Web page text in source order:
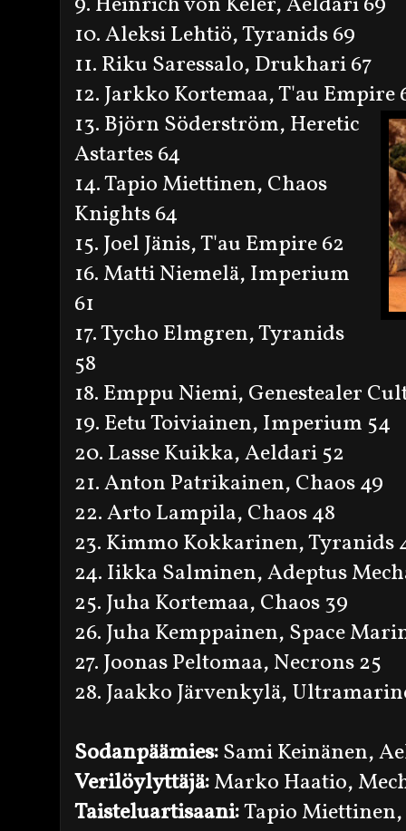
10. Aleksi Lehtiö, Tyranids 69
11. Riku Saressalo, Drukhari 67
12. Jarkko Kortemaa, T'au Empire
13. Björn Söderström, Heretic
Astartes 64
14. Tapio Miettinen, Chaos
Knights 64
15. Joel Jänis, T'au Empire 62
16. Matti Niemelä, Imperium
61
17. Tycho Elmgren, Tyranids
58
18. Emppu Niemi, Genestealer
19. Eetu Toiviainen, Imperium 54
20. Lasse Kuikka, Aeldari 52
21. Anton Patrikainen, Chaos 49
22. Arto Lampila, Chaos 48
23. Kimmo Kokkarinen, Tyranids
24. Iikka Salminen, Adeptus
25. Juha Kortemaa, Chaos 39
26. Juha Kemppainen, Space
27. Joonas Peltomaa, Necrons 25
28. Jaakko Järvenkylä,
Sodanpäämies:Sami Keinänen,
Verilöylyttäjä:Marko Haatio,
Taisteluartisaani:Tapio